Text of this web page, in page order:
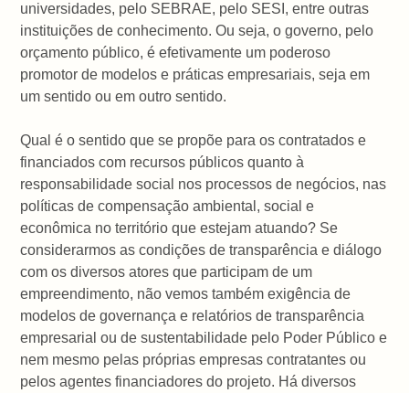
universidades, pelo SEBRAE, pelo SESI, entre outras
instituições de conhecimento. Ou seja, o governo, pelo
orçamento público, é efetivamente um poderoso
promotor de modelos e práticas empresariais, seja em
um sentido ou em outro sentido.
Qual é o sentido que se propõe para os contratados e
financiados com recursos públicos quanto à
responsabilidade social nos processos de negócios, nas
políticas de compensação ambiental, social e
econômica no território que estejam atuando? Se
considerarmos as condições de transparência e diálogo
com os diversos atores que participam de um
empreendimento, não vemos também exigência de
modelos de governança e relatórios de transparência
empresarial ou de sustentabilidade pelo Poder Público e
nem mesmo pelas próprias empresas contratantes ou
pelos agentes financiadores do projeto. Há diversos